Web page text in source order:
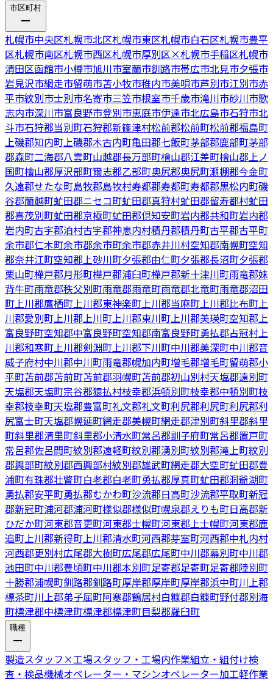
市区町村
札幌市中央区札幌市北区札幌市東区札幌市白石区札幌市豊平
区札幌市南区札幌市西区札幌市厚別区×札幌市手稲区札幌市
清田区函館市小樽市旭川市室蘭市釧路市帯広市北見市夕張市
岩見沢市網走市留萌市苫小牧市稚内市美唄市芦別市江別市赤
平市紋別市士別市名寄市三笠市根室市千歳市滝川市砂川市歌
志内市深川市富良野市登別市恵庭市伊達市北広島市石狩市北
斗市石狩郡当別町石狩郡新篠津村松前郡松前町松前郡福島町
上磯郡知内町上磯郡木古内町亀田郡七飯町茅部郡鹿部町茅部
郡森町二海郡八雲町山越郡長万部町檜山郡江差町檜山郡上ノ
国町檜山郡厚沢部町爾志郡乙部町奥尻郡奥尻町瀬棚郡今金町
久遠郡せたな町島牧郡島牧村寿都郡寿都町寿都郡黒松内町磯
谷郡蘭越町虻田郡ニセコ町虻田郡真狩村虻田郡留寿都村虻田
郡喜茂別町虻田郡京極町虻田郡倶知安町岩内郡共和町岩内郡
岩内町古宇郡泊村古宇郡神恵内村積丹郡積丹町古平郡古平町
余市郡仁木町余市郡余市町余市郡赤井川村空知郡南幌町空知
郡奈井江町空知郡上砂川町夕張郡由仁町夕張郡長沼町夕張郡
栗山町樺戸郡月形町樺戸郡浦臼町樺戸郡新十津川町雨竜郡妹
背牛町雨竜郡秩父別町雨竜郡雨竜町雨竜郡北竜町雨竜郡沼田
町上川郡鷹栖町上川郡東神楽町上川郡当麻町上川郡比布町上
川郡愛別町上川郡上川町上川郡東川町上川郡美瑛町空知郡上
富良野町空知郡中富良野町空知郡南富良野町勇払郡占冠村上
川郡和寒町上川郡剣淵町上川郡下川町中川郡美深町中川郡音
威子府村中川郡中川町雨竜郡幌加内町増毛郡増毛町留萌郡小
平町苫前郡苫前町苫前郡羽幌町苫前郡初山別村天塩郡遠別町
天塩郡天塩町宗谷郡猿払村枝幸郡浜頓別町枝幸郡中頓別町枝
幸郡枝幸町天塩郡豊富町礼文郡礼文町利尻郡利尻町利尻郡利
尻富士町天塩郡幌延町網走郡美幌町網走郡津別町斜里郡斜里
町斜里郡清里町斜里郡小清水町常呂郡訓子府町常呂郡置戸町
常呂郡佐呂間町紋別郡遠軽町紋別郡湧別町紋別郡滝上町紋別
郡興部町紋別郡西興部村紋別郡雄武町網走郡大空町虻田郡豊
浦町有珠郡壮瞥町白老郡白老町勇払郡厚真町虻田郡洞爺湖町
勇払郡安平町勇払郡むかわ町沙流郡日高町沙流郡平取町新冠
郡新冠町浦河郡浦河町様似郡様似町幌泉郡えりも町日高郡新
ひだか町河東郡音更町河東郡士幌町河東郡上士幌町河東郡鹿
追町上川郡新得町上川郡清水町河西郡芽室町河西郡中札内村
河西郡更別村広尾郡大樹町広尾郡広尾町中川郡幕別町中川郡
池田町中川郡豊頃町中川郡本別町足寄郡足寄町足寄郡陸別町
十勝郡浦幌町釧路郡釧路町厚岸郡厚岸町厚岸郡浜中町川上郡
標茶町川上郡弟子屈町阿寒郡鶴居村白糠郡白糠町野付郡別海
町標津郡中標津町標津郡標津町目梨郡羅臼町
職種
製造スタッフ ×工場スタッフ・工場内作業組立・組付け検
査・検品機械オペレーター・マシンオペレーター加工軽作業